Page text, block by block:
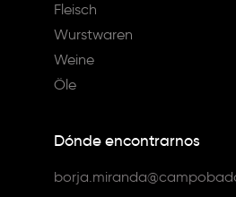
Fleisch
Wurstwaren
Weine
Öle
Dónde encontrarnos